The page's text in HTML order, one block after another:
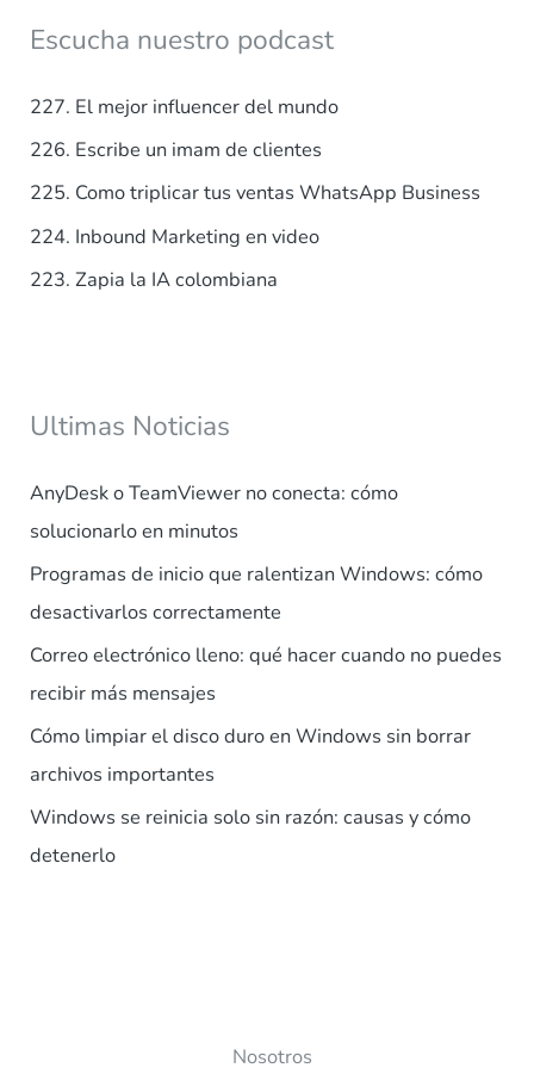
a
p
o
Escucha nuestro podcast
227. El mejor influencer del mundo
226. Escribe un imam de clientes
225. Como triplicar tus ventas WhatsApp Business
224. Inbound Marketing en video
223. Zapia la IA colombiana
Ultimas Noticias
AnyDesk o TeamViewer no conecta: cómo
solucionarlo en minutos
Programas de inicio que ralentizan Windows: cómo
desactivarlos correctamente
Correo electrónico lleno: qué hacer cuando no puedes
recibir más mensajes
Cómo limpiar el disco duro en Windows sin borrar
archivos importantes
Windows se reinicia solo sin razón: causas y cómo
detenerlo
Nosotros